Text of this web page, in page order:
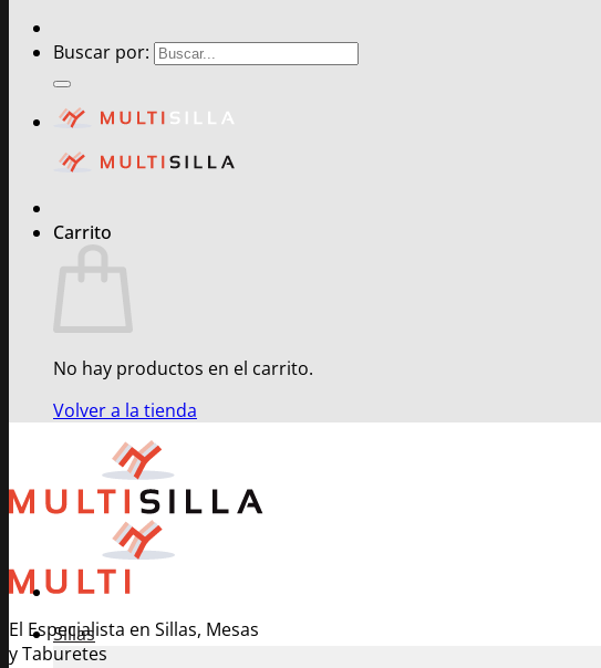
Buscar por:
Carrito
No hay productos en el carrito.
Volver a la tienda
El Especialista en Sillas, Mesas
y Taburetes
Sillas